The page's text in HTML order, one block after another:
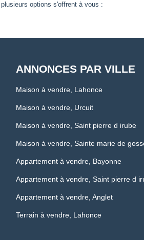
options s'offrent à vous :
ANNONCES PAR VILLE
Maison à vendre, Lahonce
Maison à vendre, Urcuit
Maison à vendre, Saint pierre d irube
Maison à vendre, Sainte marie de
Appartement à vendre, Bayonne
Appartement à vendre, Saint pierre d
Appartement à vendre, Anglet
Terrain à vendre, Lahonce